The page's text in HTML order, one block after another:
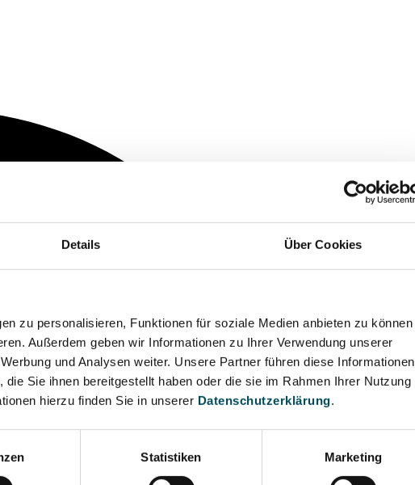
Details Über Cookies
zu personalisieren, Funktionen für soziale Medien anbieten zu können
Außerdem geben wir Informationen zu Ihrer Verwendung unserer
und Analysen weiter. Unsere Partner führen diese Informationen
Sie ihnen bereitgestellt haben oder die sie im Rahmen Ihrer Nutzung
hierzu finden Sie in unserer Datenschutzerklärung.
Statistiken Marketing